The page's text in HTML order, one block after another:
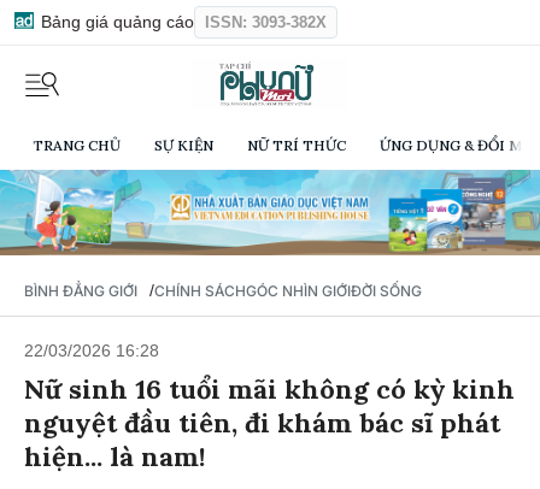
Bảng giá quảng cáo ISSN: 3093-382X
TRANG CHỦ SỰ KIỆN NỮ TRÍ THỨC ỨNG DỤNG & ĐỔI
BÌNH ĐẲNG GIỚI /CHÍNH SÁCHGÓC NHÌN GIỚIĐỜI SỐNG
22/03/2026 16:28
Nữ sinh 16 tuổi mãi không có kỳ kinh
nguyệt đầu tiên, đi khám bác sĩ phát
hiện... là nam!